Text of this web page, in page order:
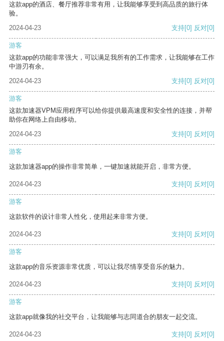
这款app的酒店、餐厅推荐非常有用，让我能够享受到高品质的旅行体
验。
2024-04-23
支持[0] 反对[0]
游客
这款app的功能非常强大，可以满足我所有的工作需求，让我能够在工作
中游刃有余。
2024-04-23
支持[0] 反对[0]
游客
这款加速器VPM应用程序可以给你提供最高速度和安全性的连接，并帮
助你在网络上自由移动。
2024-04-23
支持[0] 反对[0]
游客
这款加速器app的操作非常简单，一键加速就能开启，非常方便。
2024-04-23 支持[0] 反对[0]
游客
这款软件的设计非常人性化，使用起来非常方便。
2024-04-23 支持[0] 反对[0]
游客
这款app的音乐资源非常优质，可以让我尽情享受音乐的魅力。
2024-04-23 支持[0] 反对[0]
游客
这款app就像我的社交平台，让我能够与志同道合的朋友一起交流。
2024-04-23 支持[0] 反对[0]